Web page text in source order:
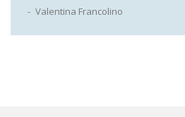
Valentina Francolino